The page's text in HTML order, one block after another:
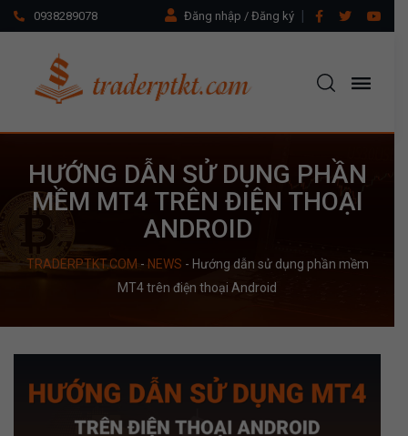
0938289078 Đăng nhập / Đăng ký
HƯỚNG DẪN SỬ DỤNG PHẦN
MỀM MT4 TRÊN ĐIỆN THOẠI
ANDROID
TRADERPTKT.COM - NEWS - Hướng dẫn sử dụng phần mềm
MT4 trên điện thoại Android